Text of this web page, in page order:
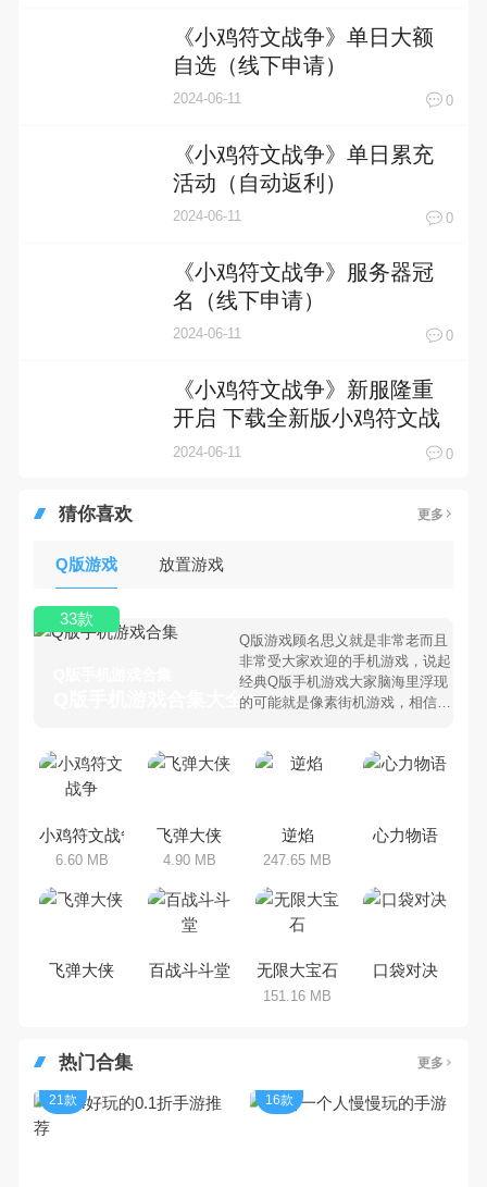
《小鸡符文战争》单日大额
自选（线下申请）
2024-06-11 0
《小鸡符文战争》单日累充
活动（自动返利）
2024-06-11 0
《小鸡符文战争》服务器冠
名（线下申请）
2024-06-11 0
《小鸡符文战争》新服隆重
开启 下载全新版小鸡符文战
争迎接新征程
2024-06-11 0
猜你喜欢 更多
Q版游戏 放置游戏
Q版手机游戏合集大全 >
Q版游戏顾名思义就是非常老而且
非常受大家欢迎的手机游戏，说起
经典Q版手机游戏大家脑海里浮现
的可能就是像素街机游戏，相信很
版手机游戏有哪些呢？游戏今天，
集，欢迎大家前来选择下载体验
33款
小鸡符文战争
6.60 MB
飞弹大侠
4.90 MB
逆焰
247.65 MB
心力物语
飞弹大侠 百战斗斗堂 无限大宝石
151.16 MB
口袋对决
热门合集 更多
21款 16款